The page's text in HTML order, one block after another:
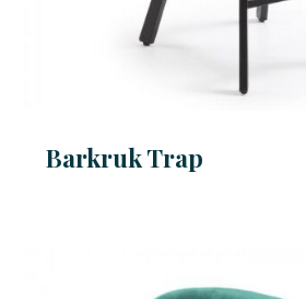
Barkruk Trap